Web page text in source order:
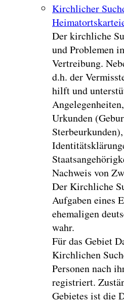
Kirchlicher
Der kirchliche
und Problemen
Vertreibung.
d.h. der
hilft und
Urkunden
Nachweis von
Der Kirchliche
Aufgaben eines
ehemaligen
wahr.
Für das Gebiet
Kirchlichen
Personen nach
registriert.
Gebietes ist die